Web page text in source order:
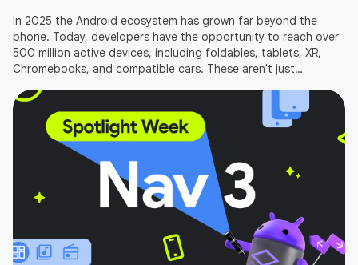
In 2025 the Android ecosystem has grown far beyond the
phone. Today, developers have the opportunity to reach over
500 million active devices, including foldables, tablets, XR,
Chromebooks, and compatible cars. These aren't just